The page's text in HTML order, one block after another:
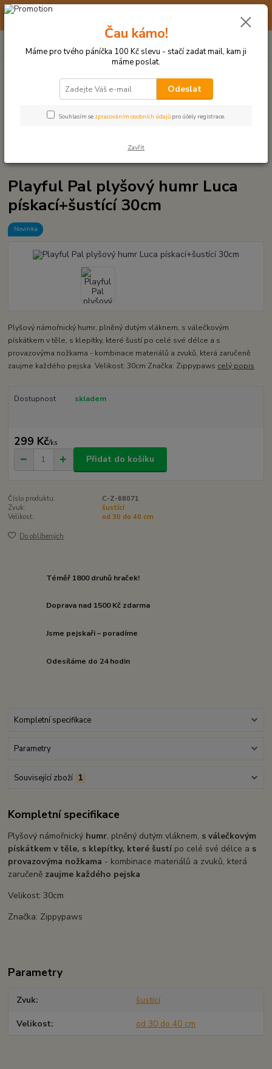
☀️ 10. - 14. SRPNA 2026 MÁME DOVOLENOU ☀️ OBJEDNÁVKY
Hledat
po–pá: 9–17 hod.
za0 Kč
PLYŠOVÉ A TEXTILNÍ HRAČKY
Playful Pal plyšový humr Luca
pískací+šustící 30cm
Novinka
Plyšový námořnický humr, plněný dutým vláknem, s válečkovým
pískátkem v těle, s klepítky, které šustí po celé své délce a s
provazovýma nožkama - kombinace materiálů a zvuků, která zaručeně
zaujme každého pejska Velikost: 30cm Značka: Zippypaws celý popis
Dostupnost skladem
299 Kč/ks
Přidat do košíku
Číslo produktu:
C-Z-68071
Zvuk:
šustící
Velikost:
od 30 do 40 cm
Do oblíbených
Téměř 1800 druhů hraček!
Doprava nad 1500 Kč zdarma
Jsme pejskaři – poradíme
Odesíláme do 24 hodin
Kompletní specifikace
Parametry
Související zboží 1
Kompletní specifikace
Plyšový námořnický humr, plněný dutým vláknem, s válečkovým
pískátkem v těle, s klepítky, které šustí po celé své délce a s
provazovýma nožkama - kombinace materiálů a zvuků, která
zaručeně zaujme každého pejska
Velikost: 30cm
Značka: Zippypaws
Parametry
Zvuk šustící
Velikost od 30 do 40 cm
Čau kámo!
Máme pro tvého páníčka 100 Kč slevu - stačí zadat mail, kam ji
máme poslat.
Odeslat
Souhlasím se zpracováním osobních údajů pro účely registrace.
Zavřít